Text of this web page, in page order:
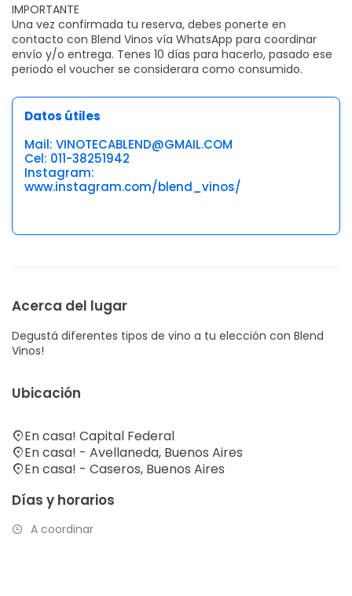
IMPORTANTE
Una vez confirmada tu reserva, debes ponerte en
contacto con Blend Vinos vía WhatsApp para coordinar
envío y/o entrega. Tenes 10 días para hacerlo, pasado ese
periodo el voucher se considerara como consumido.
Datos útiles
Mail: VINOTECABLEND@GMAIL.COM
Cel: 011-38251942
Instagram:
www.instagram.com/blend_vinos/
Acerca del lugar
Degustá diferentes tipos de vino a tu elección con Blend
Vinos!
Ubicación
En casa! Capital Federal
En casa! - Avellaneda, Buenos Aires
En casa! - Caseros, Buenos Aires
Días y horarios
A coordinar